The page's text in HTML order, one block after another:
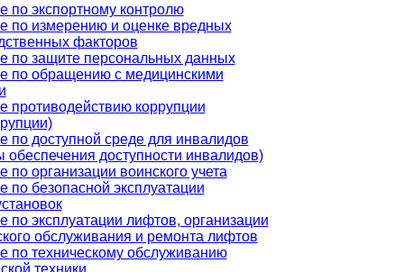
по экспортному контролю
по измерению и оценке вредных
факторов
по защите персональных данных
по обращению с медицинскими
противодействию коррупции
по доступной среде для инвалидов
обеспечения доступности инвалидов)
по организации воинского учета
по безопасной эксплуатации
по эксплуатации лифтов, организации
обслуживания и ремонта лифтов
по техническому обслуживанию
техники